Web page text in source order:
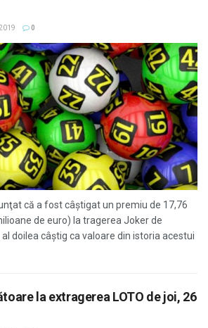
0
că a fost câştigat un premiu de 17,76
de euro) la tragerea Joker de
doilea câştig ca valoare din istoria acestui
la extragerea LOTO de joi, 26